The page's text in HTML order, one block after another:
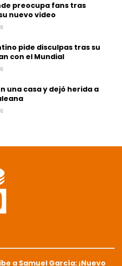
preocupa fans tras
nuevo video
pide disculpas tras su
con el Mundial
una casa y dejó herida a
a Samuel García: ¡Nuevo